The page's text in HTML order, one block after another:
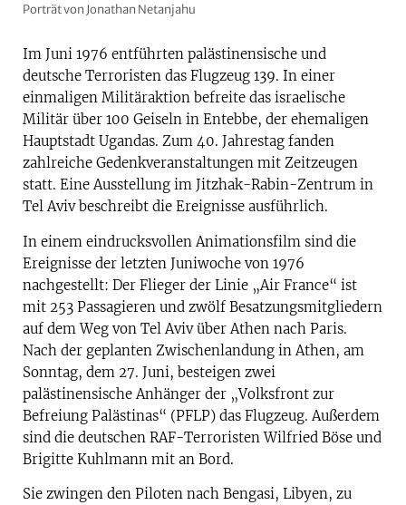
Porträt von Jonathan Netanjahu
Im Juni 1976 entführten palästinensische und
deutsche Terroristen das Flugzeug 139. In einer
einmaligen Militäraktion befreite das israelische
Militär über 100 Geiseln in Entebbe, der ehemaligen
Hauptstadt Ugandas. Zum 40. Jahrestag fanden
zahlreiche Gedenkveranstaltungen mit Zeitzeugen
statt. Eine Ausstellung im Jitzhak-Rabin-Zentrum in
Tel Aviv beschreibt die Ereignisse ausführlich.
In einem eindrucksvollen Animationsfilm sind die
Ereignisse der letzten Juniwoche von 1976
nachgestellt: Der Flieger der Linie „Air France“ ist
mit 253 Passagieren und zwölf Besatzungsmitgliedern
auf dem Weg von Tel Aviv über Athen nach Paris.
Nach der geplanten Zwischenlandung in Athen, am
Sonntag, dem 27. Juni, besteigen zwei
palästinensische Anhänger der „Volksfront zur
Befreiung Palästinas“ (PFLP) das Flugzeug. Außerdem
sind die deutschen RAF-Terroristen Wilfried Böse und
Brigitte Kuhlmann mit an Bord.
Sie zwingen den Piloten nach Bengasi, Libyen, zu